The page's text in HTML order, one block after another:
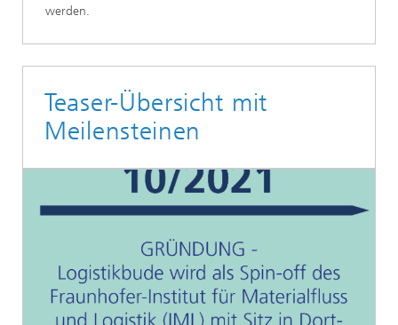
werden.
Teaser-Übersicht mit
Meilensteinen